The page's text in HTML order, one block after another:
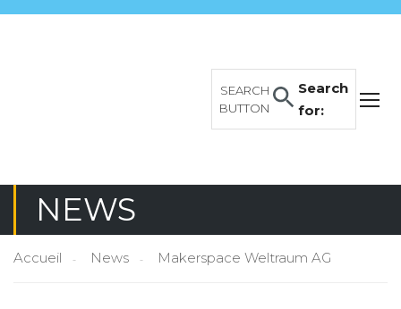
Search
for:
SEARCH
BUTTON
NEWS
Accueil News Makerspace Weltraum AG